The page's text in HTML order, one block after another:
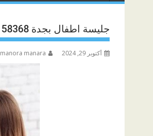
جليسة اطفال بجدة 0594158368
أكتوبر 29, 2024 manora manara